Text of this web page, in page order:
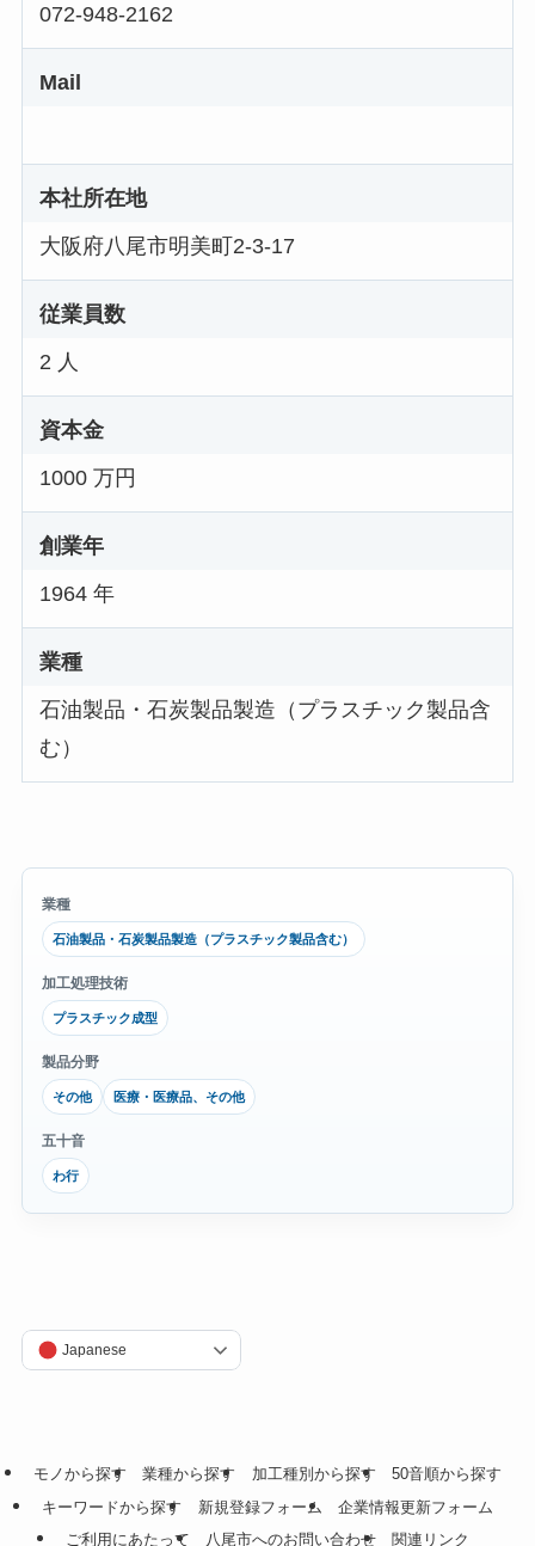
072-948-2162
Mail
本社所在地
大阪府八尾市明美町2-3-17
従業員数
2 人
資本金
1000 万円
創業年
1964 年
業種
石油製品・石炭製品製造（プラスチック製品含
む）
業種
石油製品・石炭製品製造（プラスチック製品含む）
加工処理技術
プラスチック成型
製品分野
その他 医療・医療品、その他
五十音
わ行
Japanese
モノから探す 業種から探す 加工種別から探す
50音順から探す
キーワードから探す
新規登録フォーム
企業情報更新フォーム
ご利用にあたって
八尾市へのお問い合わせ 関連リンク